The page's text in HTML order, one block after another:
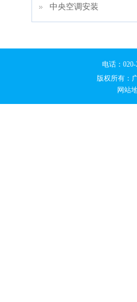
中央空调安装
电话：
版权所有：
网站